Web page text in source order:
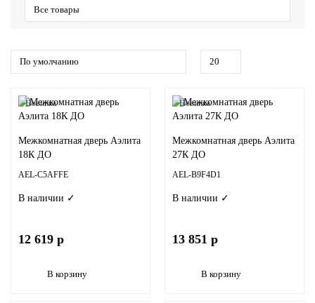
Новинка
Межкомнатная дверь Аэлита
18К ДО
AEL-C5AFFE
В наличии ✓
12 619 р
В корзину
Новинка
Межкомнатная дверь Аэлита
27К ДО
AEL-B9F4D1
В наличии ✓
13 851 р
В корзину